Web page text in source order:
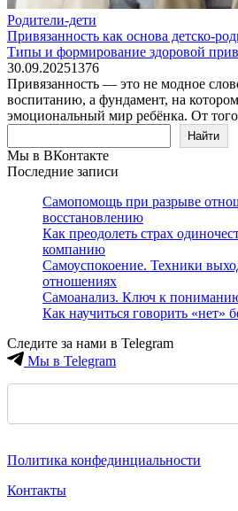
Родители-дети
Привязанность как основа детско-
Типы и формирование здоровой
30.09.20251376
Привязанность — это не модное
воспитанию, а фундамент, на
эмоциональный мир ребёнка. От
Найти
Мы в ВКонтакте
Последние записи
Самопомощь при разрыве
восстановлению
Как преодолеть страх
компанию
Самоуспокоение. Техники
отношениях
Самоанализ. Ключ к
Как научиться говорить «нет»
Следите за нами в Telegram
Мы в Telegram
Политика конфединциальности
Контакты